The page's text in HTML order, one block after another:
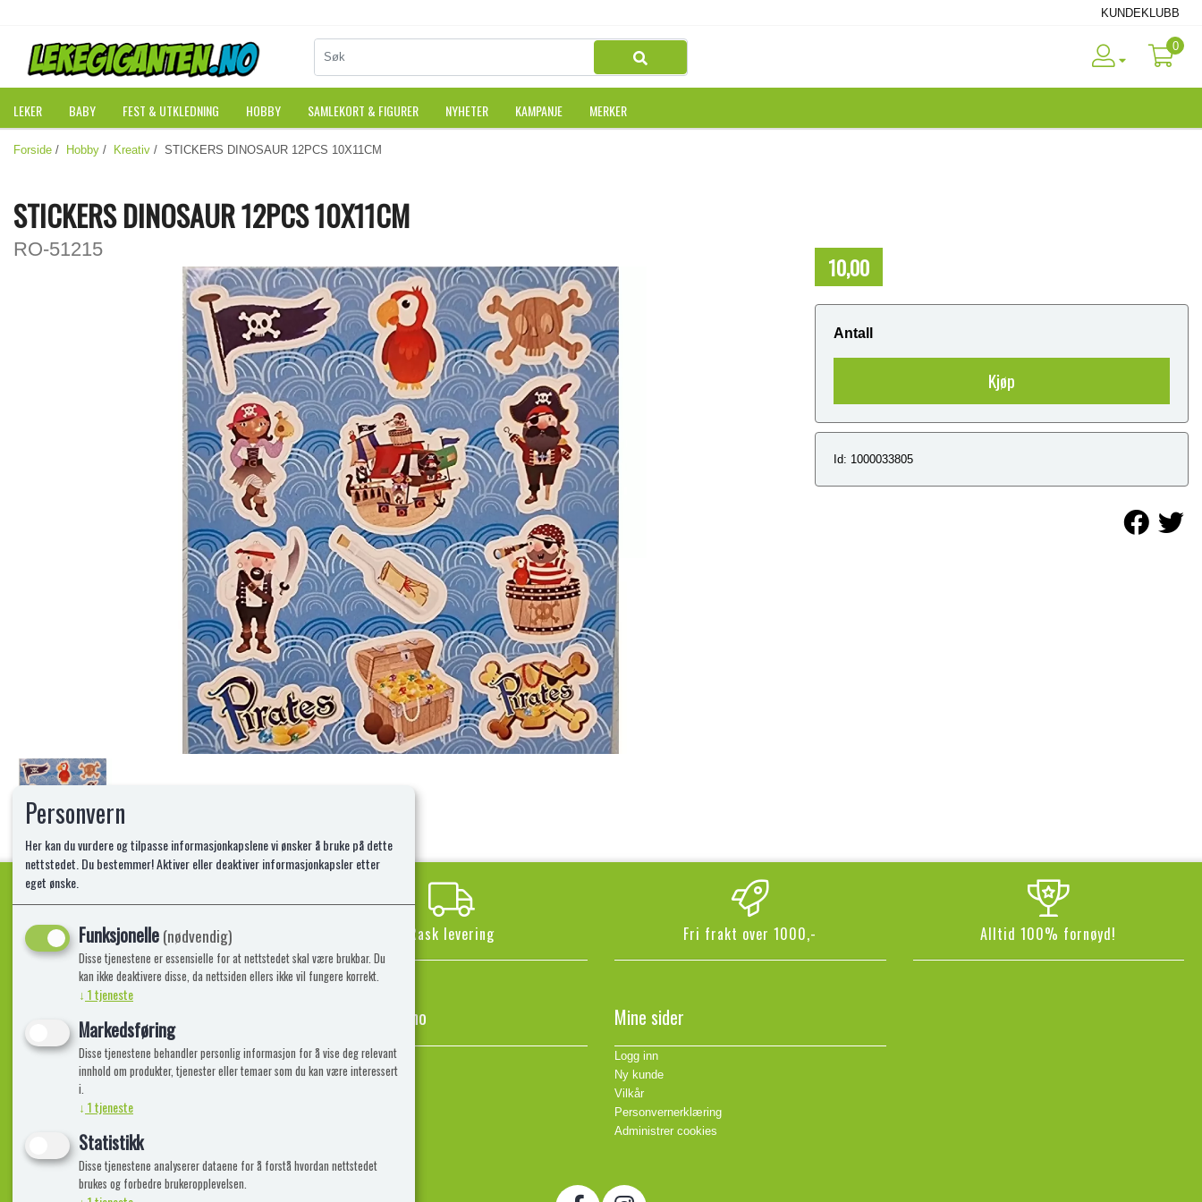
KUNDEKLUBB
0
LEKER BABY FEST & UTKLEDNING HOBBY SAMLEKORT & FIGURER NYHETER KAMPANJE MERKER
Forside / Hobby / Kreativ / STICKERS DINOSAUR 12PCS 10X11CM
STICKERS DINOSAUR 12PCS 10X11CM
RO-51215
10,00
Antall
Kjøp
Id: 1000033805
Kvalitetsprodukter! Rask levering Fri frakt over 1000,- Alltid 100% fornøyd!
Informasjon
Frakt, Retur og Reklamasjon
Lekegiganten.no
Kontakt oss
Om oss
Mine sider
Logg inn
Ny kunde
Vilkår
Personvernerklæring
Administrer cookies
Personvern
Her kan du vurdere og tilpasse informasjonkapslene vi ønsker å bruke på dette
nettstedet. Du bestemmer! Aktiver eller deaktiver informasjonkapsler etter
eget ønske.
Funksjonelle(nødvendig)
Disse tjenestene er essensielle for at nettstedet skal være brukbar. Du
kan ikke deaktivere disse, da nettsiden ellers ikke vil fungere korrekt.
↓ 1tjeneste
Markedsføring
Disse tjenestene behandler personlig informasjon for å vise deg relevant
innhold om produkter, tjenester eller temaer som du kan være interessert
i.
↓ 1tjeneste
Statistikk
Disse tjenestene analyserer dataene for å forstå hvordan nettstedet
brukes og forbedre brukeropplevelsen.